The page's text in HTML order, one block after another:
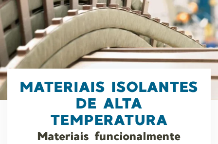
MATERIAIS ISOLANTES
DE ALTA
TEMPERATURA
Materiais funcionalmente